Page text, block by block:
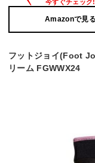
Amazonで見る
フットジョイ(Foot
リーム FGWWX24